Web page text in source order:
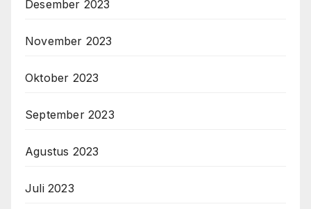
Desember 2023
November 2023
Oktober 2023
September 2023
Agustus 2023
Juli 2023